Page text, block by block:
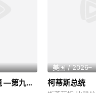
星球大战：幻境 —第九个绝地武士
美国 / 2026–
柯蒂斯总统